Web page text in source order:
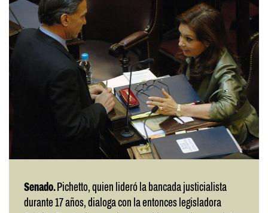
Senado. Pichetto, quien lideró la bancada justicialista
durante 17 años, dialoga con la entonces legisladora